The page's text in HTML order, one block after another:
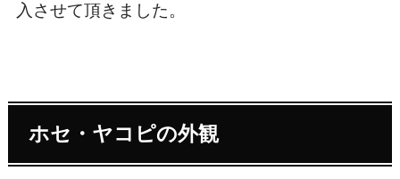
入させて頂きました。
ホセ・ヤコピの外観